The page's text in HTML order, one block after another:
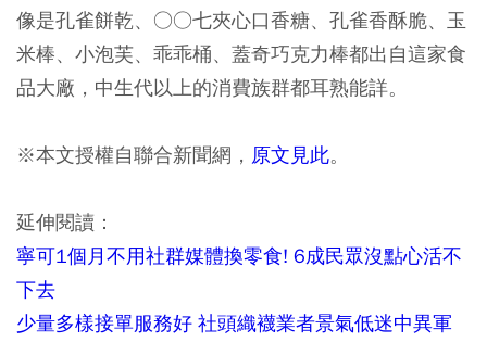
像是孔雀餅乾、○○七夾心口香糖、孔雀香酥脆、玉
米棒、小泡芙、乖乖桶、蓋奇巧克力棒都出自這家食
品大廠，中生代以上的消費族群都耳熟能詳。
※本文授權自聯合新聞網， 原文見此。
延伸閱讀：
寧可1個月不用社群媒體換零食! 6成民眾沒點心活不
下去
少量多樣接單服務好 社頭織襪業者景氣低迷中異軍